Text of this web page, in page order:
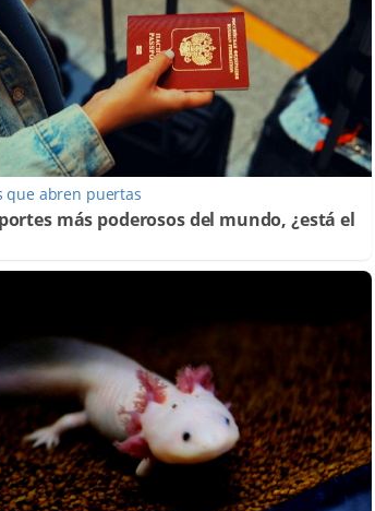
que abren puertas
más poderosos del mundo, ¿está el